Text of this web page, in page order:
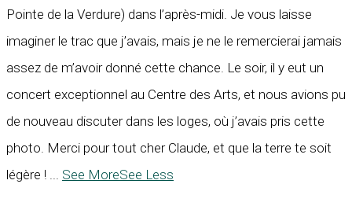
Pointe de la Verdure) dans l’après-midi. Je vous laisse
imaginer le trac que j’avais, mais je ne le remercierai jamais
assez de m’avoir donné cette chance. Le soir, il y eut un
concert exceptionnel au Centre des Arts, et nous avions pu
de nouveau discuter dans les loges, où j’avais pris cette
photo. Merci pour tout cher Claude, et que la terre te soit
légère ! ... See MoreSee Less